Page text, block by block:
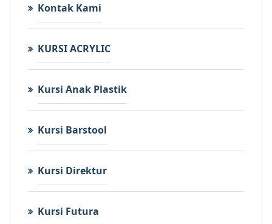
Kontak Kami
KURSI ACRYLIC
Kursi Anak Plastik
Kursi Barstool
Kursi Direktur
Kursi Futura